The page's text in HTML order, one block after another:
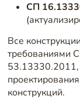
СП
Все
требованиями
53.13330.2011,
конструкций.